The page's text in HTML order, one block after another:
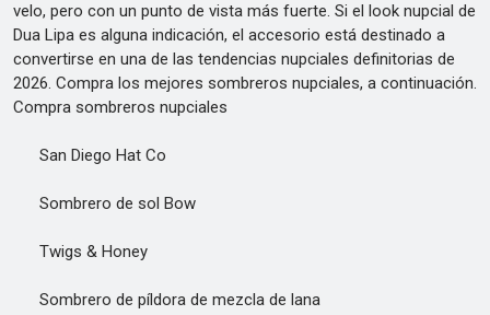
velo, pero con un punto de vista más fuerte. Si el look nupcial de
Dua Lipa es alguna indicación, el accesorio está destinado a
convertirse en una de las tendencias nupciales definitorias de
2026. Compra los mejores sombreros nupciales, a continuación.
Compra sombreros nupciales
San Diego Hat Co
Sombrero de sol Bow
Twigs & Honey
Sombrero de píldora de mezcla de lana